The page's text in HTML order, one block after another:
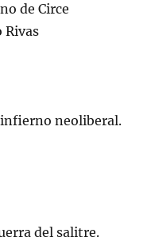
de Circe
Rivas
neoliberal.
del salitre.